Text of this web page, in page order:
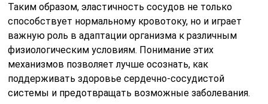
Таким образом, эластичность сосудов не только
способствует нормальному кровотоку, но и играет
важную роль в адаптации организма к различным
физиологическим условиям. Понимание этих
механизмов позволяет лучше осознать, как
поддерживать здоровье сердечно-сосудистой
системы и предотвращать возможные заболевания.